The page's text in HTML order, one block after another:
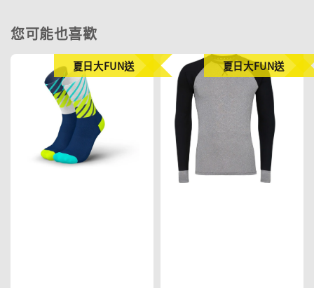
您可能也喜歡
夏日大FUN送 夏日大FUN送